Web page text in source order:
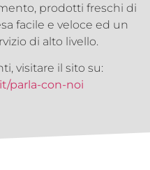
prodotti freschi di
facile e veloce ed un
di alto livello.
visitare il sito su:
parla-con-noi